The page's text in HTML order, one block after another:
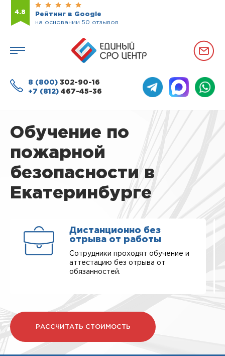
4.8
Рейтинг в Google
на основании 50 отзывов
8 (800) 302-90-16
+7 (812) 467-45-36
Обучение по
пожарной
безопасности в
Екатеринбурге
Дистанционно без
отрыва от работы
Сотрудники проходят обучение и
аттестацию без отрыва от
обязанностей.
РАССЧИТАТЬ СТОИМОСТЬ